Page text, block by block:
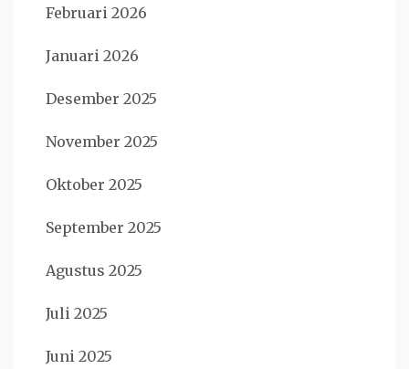
Februari 2026
Januari 2026
Desember 2025
November 2025
Oktober 2025
September 2025
Agustus 2025
Juli 2025
Juni 2025